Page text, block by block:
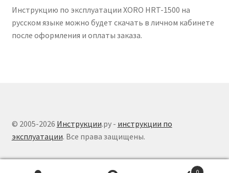
Инструкцию по эксплуатации XORO HRT-1500 на
русском языке можно будет скачать в личном кабинете
после оформления и оплаты заказа.
© 2005-2026 Инструкции.ру - инструкции по
эксплуатации. Все права защищены.